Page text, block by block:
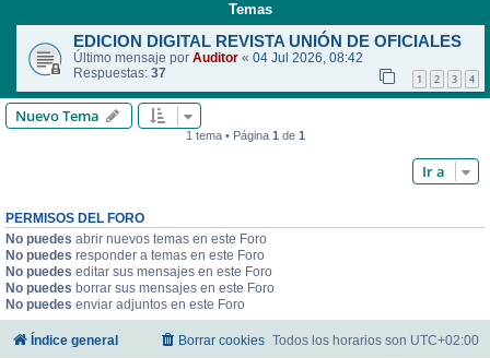
Temas
EDICION DIGITAL REVISTA UNIÓN DE OFICIALES
Último mensaje por Auditor « 04 Jul 2026, 08:42
Respuestas: 37 1 2 3 4
Nuevo Tema
1 tema • Página 1 de 1
Ir a
PERMISOS DEL FORO
No puedes abrir nuevos temas en este Foro
No puedes responder a temas en este Foro
No puedes editar sus mensajes en este Foro
No puedes borrar sus mensajes en este Foro
No puedes enviar adjuntos en este Foro
Índice general Todos los horarios son UTC+02:00
Borrar cookies